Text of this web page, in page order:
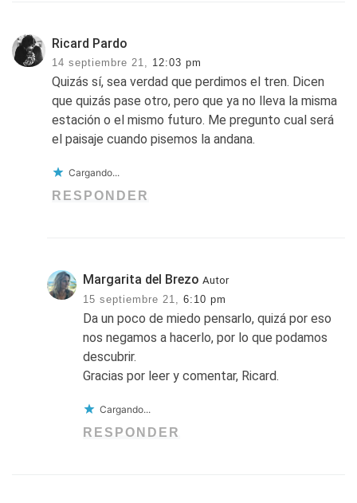
Ricard Pardo
14 septiembre 21, 12:03 pm
Quizás sí, sea verdad que perdimos el tren. Dicen
que quizás pase otro, pero que ya no lleva la misma
estación o el mismo futuro. Me pregunto cual será
el paisaje cuando pisemos la andana.
Cargando...
RESPONDER
Margarita del Brezo Autor
15 septiembre 21,
6:10 pm
Da un poco de miedo pensarlo, quizá por eso
nos negamos a hacerlo, por lo que podamos
descubrir.
Gracias por leer y comentar, Ricard.
Cargando...
RESPONDER